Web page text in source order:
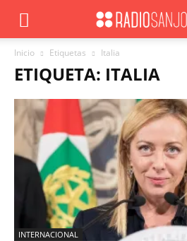
Inicio Etiquetas Italia
ETIQUETA: ITALIA
INTERNACIONAL